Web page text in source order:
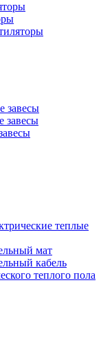
завесы
завесы
теплые
мат
кабель
теплого пола